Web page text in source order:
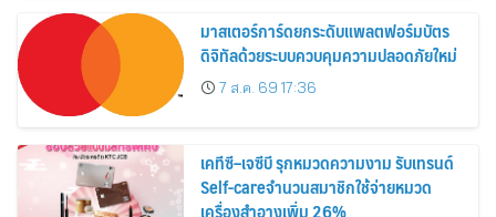
มาสเตอร์การ์ดยกระดับแพลตฟอร์มบัตร
ดิจิทัลด้วยระบบควบคุมความปลอดภัยใหม่
7 ส.ค. 69 17:36
เคทีซี–เจซีบี รุกหมวดความงาม รับเทรนด์
Self-careจำนวนสมาชิกใช้จ่ายหมวด
เครื่องสำอางเพิ่ม 26%